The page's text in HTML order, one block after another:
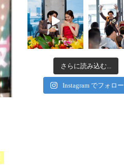
さらに読み込む...
Instagram でフォロー